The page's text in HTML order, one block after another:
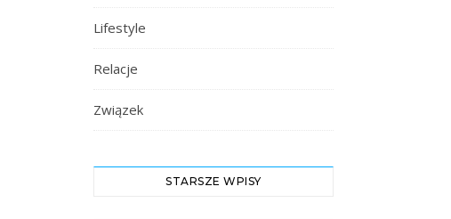
Lifestyle
Relacje
Związek
STARSZE WPISY